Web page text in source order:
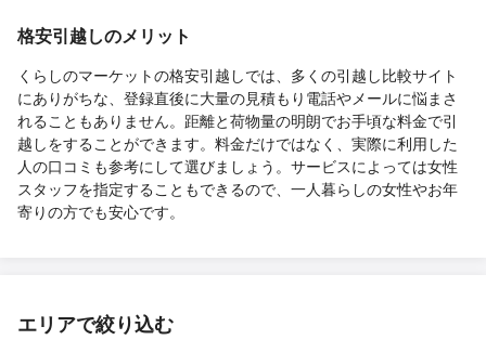
格安引越しのメリット
くらしのマーケットの格安引越しでは、多くの引越し比較サイト
にありがちな、登録直後に大量の見積もり電話やメールに悩まさ
れることもありません。距離と荷物量の明朗でお手頃な料金で引
越しをすることができます。料金だけではなく、実際に利用した
人の口コミも参考にして選びましょう。サービスによっては女性
スタッフを指定することもできるので、一人暮らしの女性やお年
寄りの方でも安心です。
エリアで絞り込む